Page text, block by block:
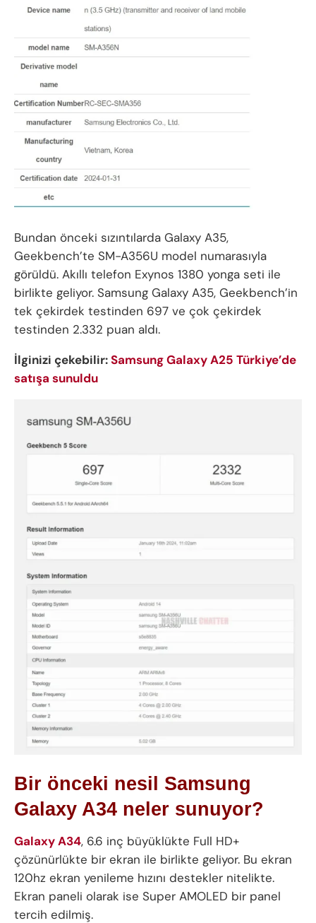
Bundan önceki sızıntılarda Galaxy A35,
Geekbench’te SM-A356U model numarasıyla
görüldü. Akıllı telefon Exynos 1380 yonga seti ile
birlikte geliyor. Samsung Galaxy A35, Geekbench’in
tek çekirdek testinden 697 ve çok çekirdek
testinden 2.332 puan aldı.
İlginizi çekebilir:Samsung Galaxy A25 Türkiye’de
satışa sunuldu
Bir önceki nesil Samsung
Galaxy A34 neler sunuyor?
Galaxy A34, 6.6 inç büyüklükte Full HD+
çözünürlükte bir ekran ile birlikte geliyor. Bu ekran
120hz ekran yenileme hızını destekler nitelikte.
Ekran paneli olarak ise Super AMOLED bir panel
tercih edilmiş.